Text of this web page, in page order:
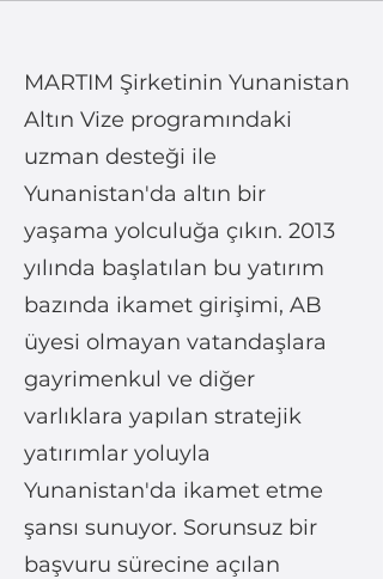
MARTIM Şirketinin Yunanistan
Altın Vize programındaki
uzman desteği ile
Yunanistan'da altın bir
yaşama yolculuğa çıkın. 2013
yılında başlatılan bu yatırım
bazında ikamet girişimi, AB
üyesi olmayan vatandaşlara
gayrimenkul ve diğer
varlıklara yapılan stratejik
yatırımlar yoluyla
Yunanistan'da ikamet etme
şansı sunuyor. Sorunsuz bir
başvuru sürecine açılan